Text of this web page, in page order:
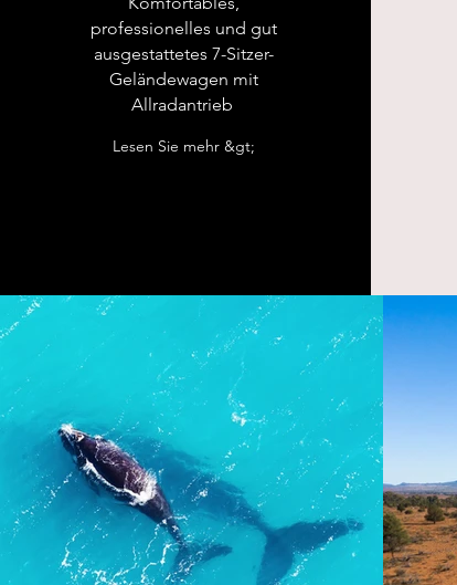
professionelles und gut
ausgestattetes 7-Sitzer-
Geländewagen mit
Allradantrieb
Lesen Sie mehr &gt;